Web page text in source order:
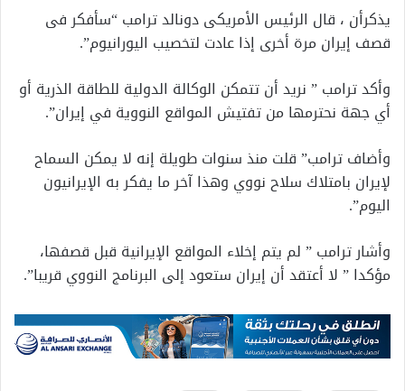
يذكرأن ، قال الرئيس الأمريكى دونالد ترامب “سأفكر فى
قصف إيران مرة أخرى إذا عادت لتخصيب اليورانيوم”.
وأكد ترامب ” نريد أن تتمكن الوكالة الدولية للطاقة الذرية أو
أي جهة نحترمها من تفتيش المواقع النووية في إيران”.
وأضاف ترامب” قلت منذ سنوات طويلة إنه لا يمكن السماح
لإيران بامتلاك سلاح نووي وهذا آخر ما يفكر به الإيرانيون
اليوم”.
وأشار ترامب ” لم يتم إخلاء المواقع الإيرانية قبل قصفها،
مؤكدا ” لا أعتقد أن إيران ستعود إلى البرنامج النووي قريبا”.